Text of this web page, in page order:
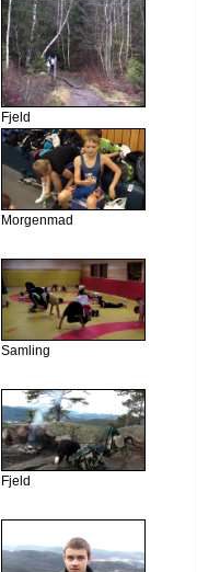
Fjeld
Morgenmad
Samling
Fjeld